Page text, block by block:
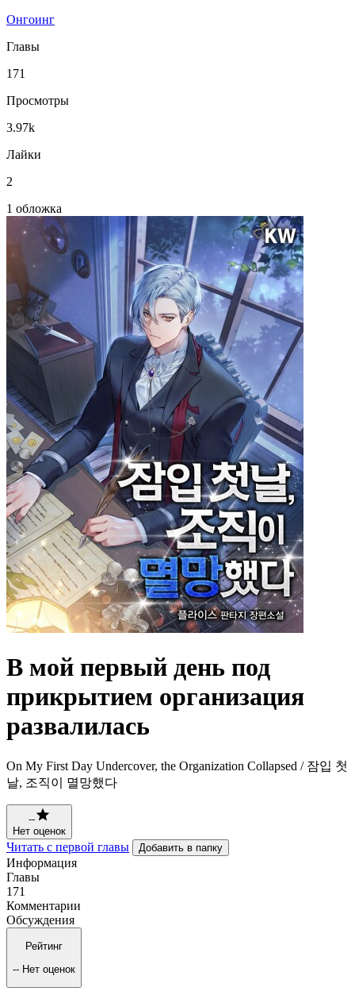
Онгоинг
Главы
171
Просмотры
3.97k
Лайки
2
1 обложка
В мой первый день под
прикрытием организация
развалилась
On My First Day Undercover, the Organization Collapsed / 잠입 첫
날, 조직이 멸망했다
--
Нет оценок
Читать с первой главы Добавить в папку
Информация
Главы
171
Комментарии
Обсуждения
Рейтинг
-- Нет оценок